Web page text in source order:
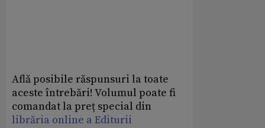
Află posibile răspunsuri la toate
aceste întrebări! Volumul poate fi
comandat la preț special din
librăria online a Editurii